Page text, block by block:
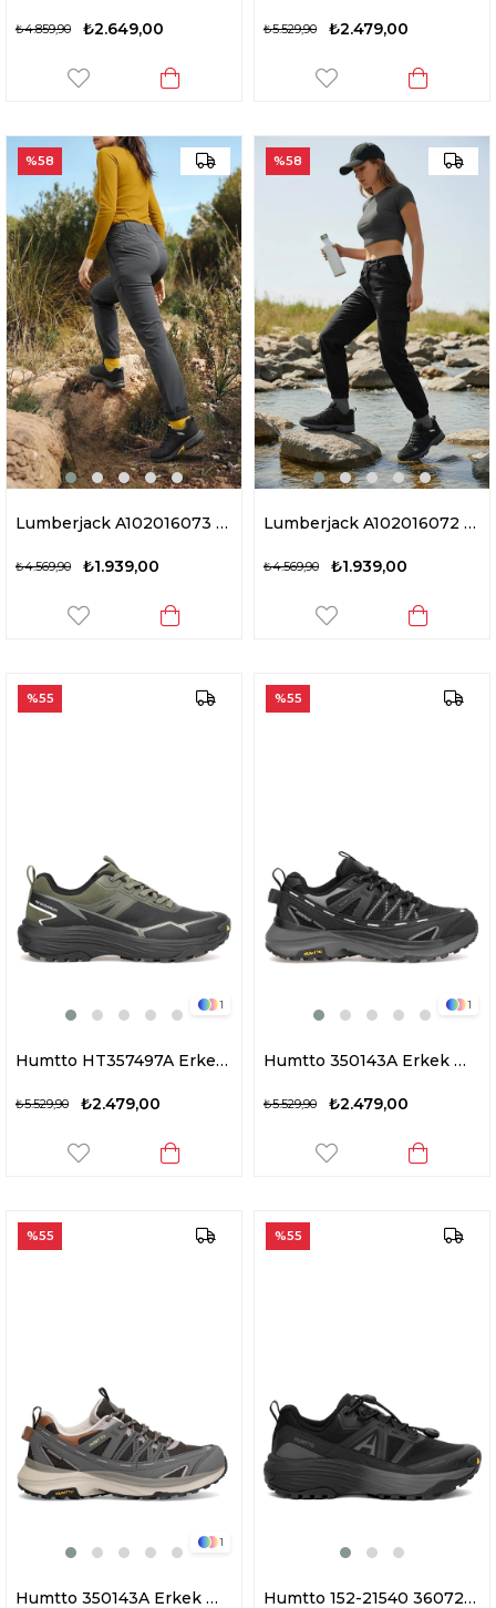
₺2.649,00
₺4.859,90 ₺2.479,00
₺5.529,90
Lumberjack A102016073 5W Shell G 5PR Garson Erkek Outdoor Ayakkabı Siyah - Sarı
₺1.939,00
₺4.569,90
%58
Lumberjack A102016072 5W Shell G 5PR Garson Erkek Outdoor Ayakkabı Siyah
₺1.939,00
₺4.569,90
%58
1
Humtto HT357497A Erkek Outdoor Ayakkabı Siyah - Haki
₺2.479,00
₺5.529,90
%55
1
Humtto 350143A Erkek Waterproof Outdoor Ayakkabı Siyah
₺2.479,00
₺5.529,90
%55
1
Humtto 350143A Erkek Waterproof Outdoor Ayakkabı Füme
%55
Humtto 152-21540 360720A Erkek Klasik Sneaker Siyah
%55